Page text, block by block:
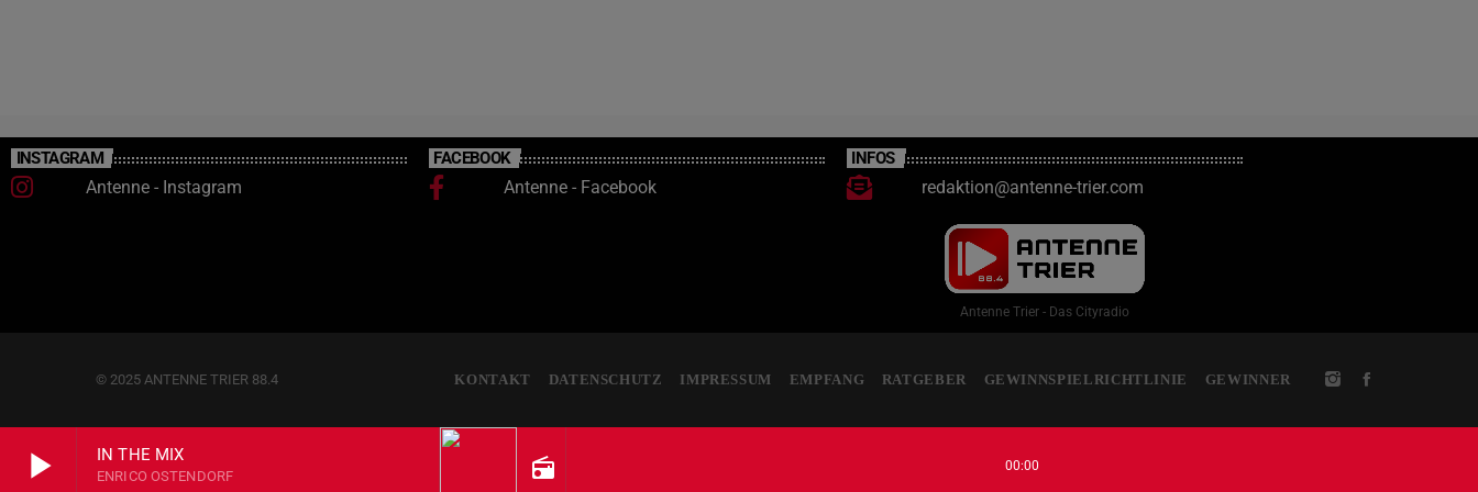
play_arrow IN THE MIX
ENRICO OSTENDORF radio 00:00
INSTAGRAM
Antenne - Instagram
FACEBOOK
Antenne - Facebook
INFOS
redaktion@antenne-trier.com
Antenne Trier - Das Cityradio
© 2025 ANTENNE TRIER 88.4 KONTAKT DATENSCHUTZ IMPRESSUM EMPFANG RATGEBER GEWINNSPIELRICHTLINIE GEWINNER